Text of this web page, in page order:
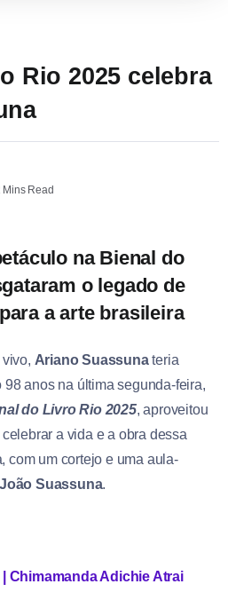
Rio 2025 celebra
Mins Read
na Bienal do
o legado de
a arte brasileira
Ariano Suassunateria
98 anos na última segunda-feira,
do Livro Rio 2025, aproveitou
a vida e a obra dessa
com um cortejo e uma aula-
João Suassuna.
Chimamanda Adichie Atrai